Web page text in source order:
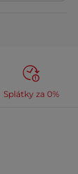
Splátky za 0%